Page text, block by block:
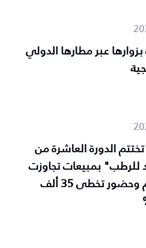
عبر مطارها الدولي
الدورة العاشرة من
للرطب" بمبيعات تجاوزت
2 مليون درهم وحضور تخطى 35 ألف